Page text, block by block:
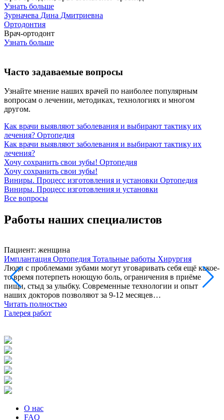
Узнать больше
Зурначева Дина Дмитриевна
Ортодонтия
Врач-ортодонт
Узнать больше
Часто задаваемые вопросы
Узнайте мнение наших врачей по наиболее популярным
вопросам о лечении, методиках, технологиях и многом
другом.
Как врачи выявляют заболевания и выбирают тактику их
лечения? Ортопедия
Как врачи выявляют заболевания и выбирают тактику их
лечения?
Хочу сохранить свои зубы! Ортопедия
Хочу сохранить свои зубы!
Виниры. Процесс изготовления и установки Ортопедия
Виниры. Процесс изготовления и установки
Все вопросы
Работы наших специалистов
Пациент: женщина
Имплантация Ортопедия Тотальные работы Хирургия
Люди с проблемами зубами могут уговаривать себя ещё какое-
то время потерпеть ноющую боль, ограничения в приёме
пищи, стыд за улыбку. Современные технологии и опыт
наших докторов позволяют за 9-12 месяцев…
Читать полностью
Галерея работ
О нас
FAQ